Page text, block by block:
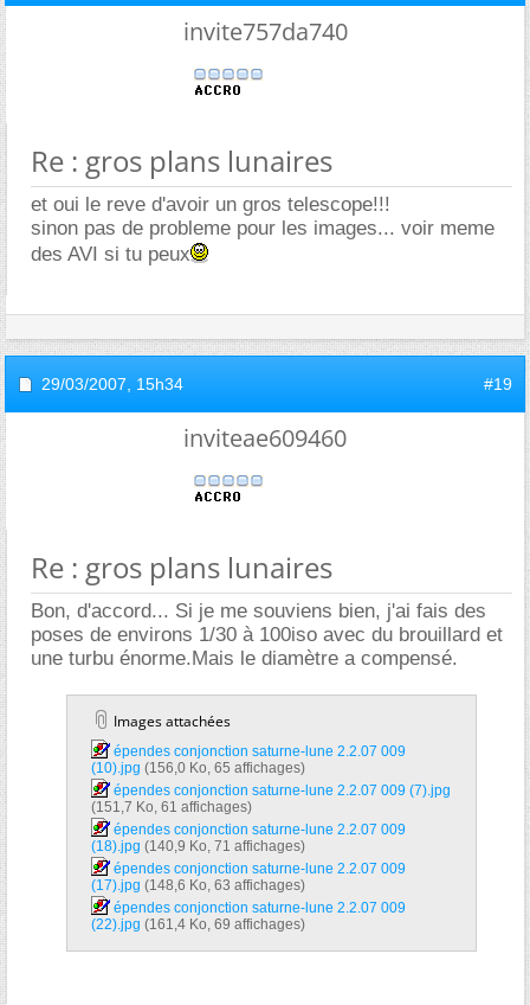
invite757da740
Re : gros plans lunaires
et oui le reve d'avoir un gros telescope!!!
sinon pas de probleme pour les images... voir meme
des AVI si tu peux
29/03/2007, 15h34 #19
inviteae609460
Re : gros plans lunaires
Bon, d'accord... Si je me souviens bien, j'ai fais des
poses de environs 1/30 à 100iso avec du brouillard et
une turbu énorme.Mais le diamètre a compensé.
Images attachées
épendes conjonction saturne-lune 2.2.07 009
(10).jpg‎ (156,0 Ko, 65 affichages)
épendes conjonction saturne-lune 2.2.07 009 (7).jpg‎
(151,7 Ko, 61 affichages)
épendes conjonction saturne-lune 2.2.07 009
(18).jpg‎ (140,9 Ko, 71 affichages)
épendes conjonction saturne-lune 2.2.07 009
(17).jpg‎ (148,6 Ko, 63 affichages)
épendes conjonction saturne-lune 2.2.07 009
(22).jpg‎ (161,4 Ko, 69 affichages)